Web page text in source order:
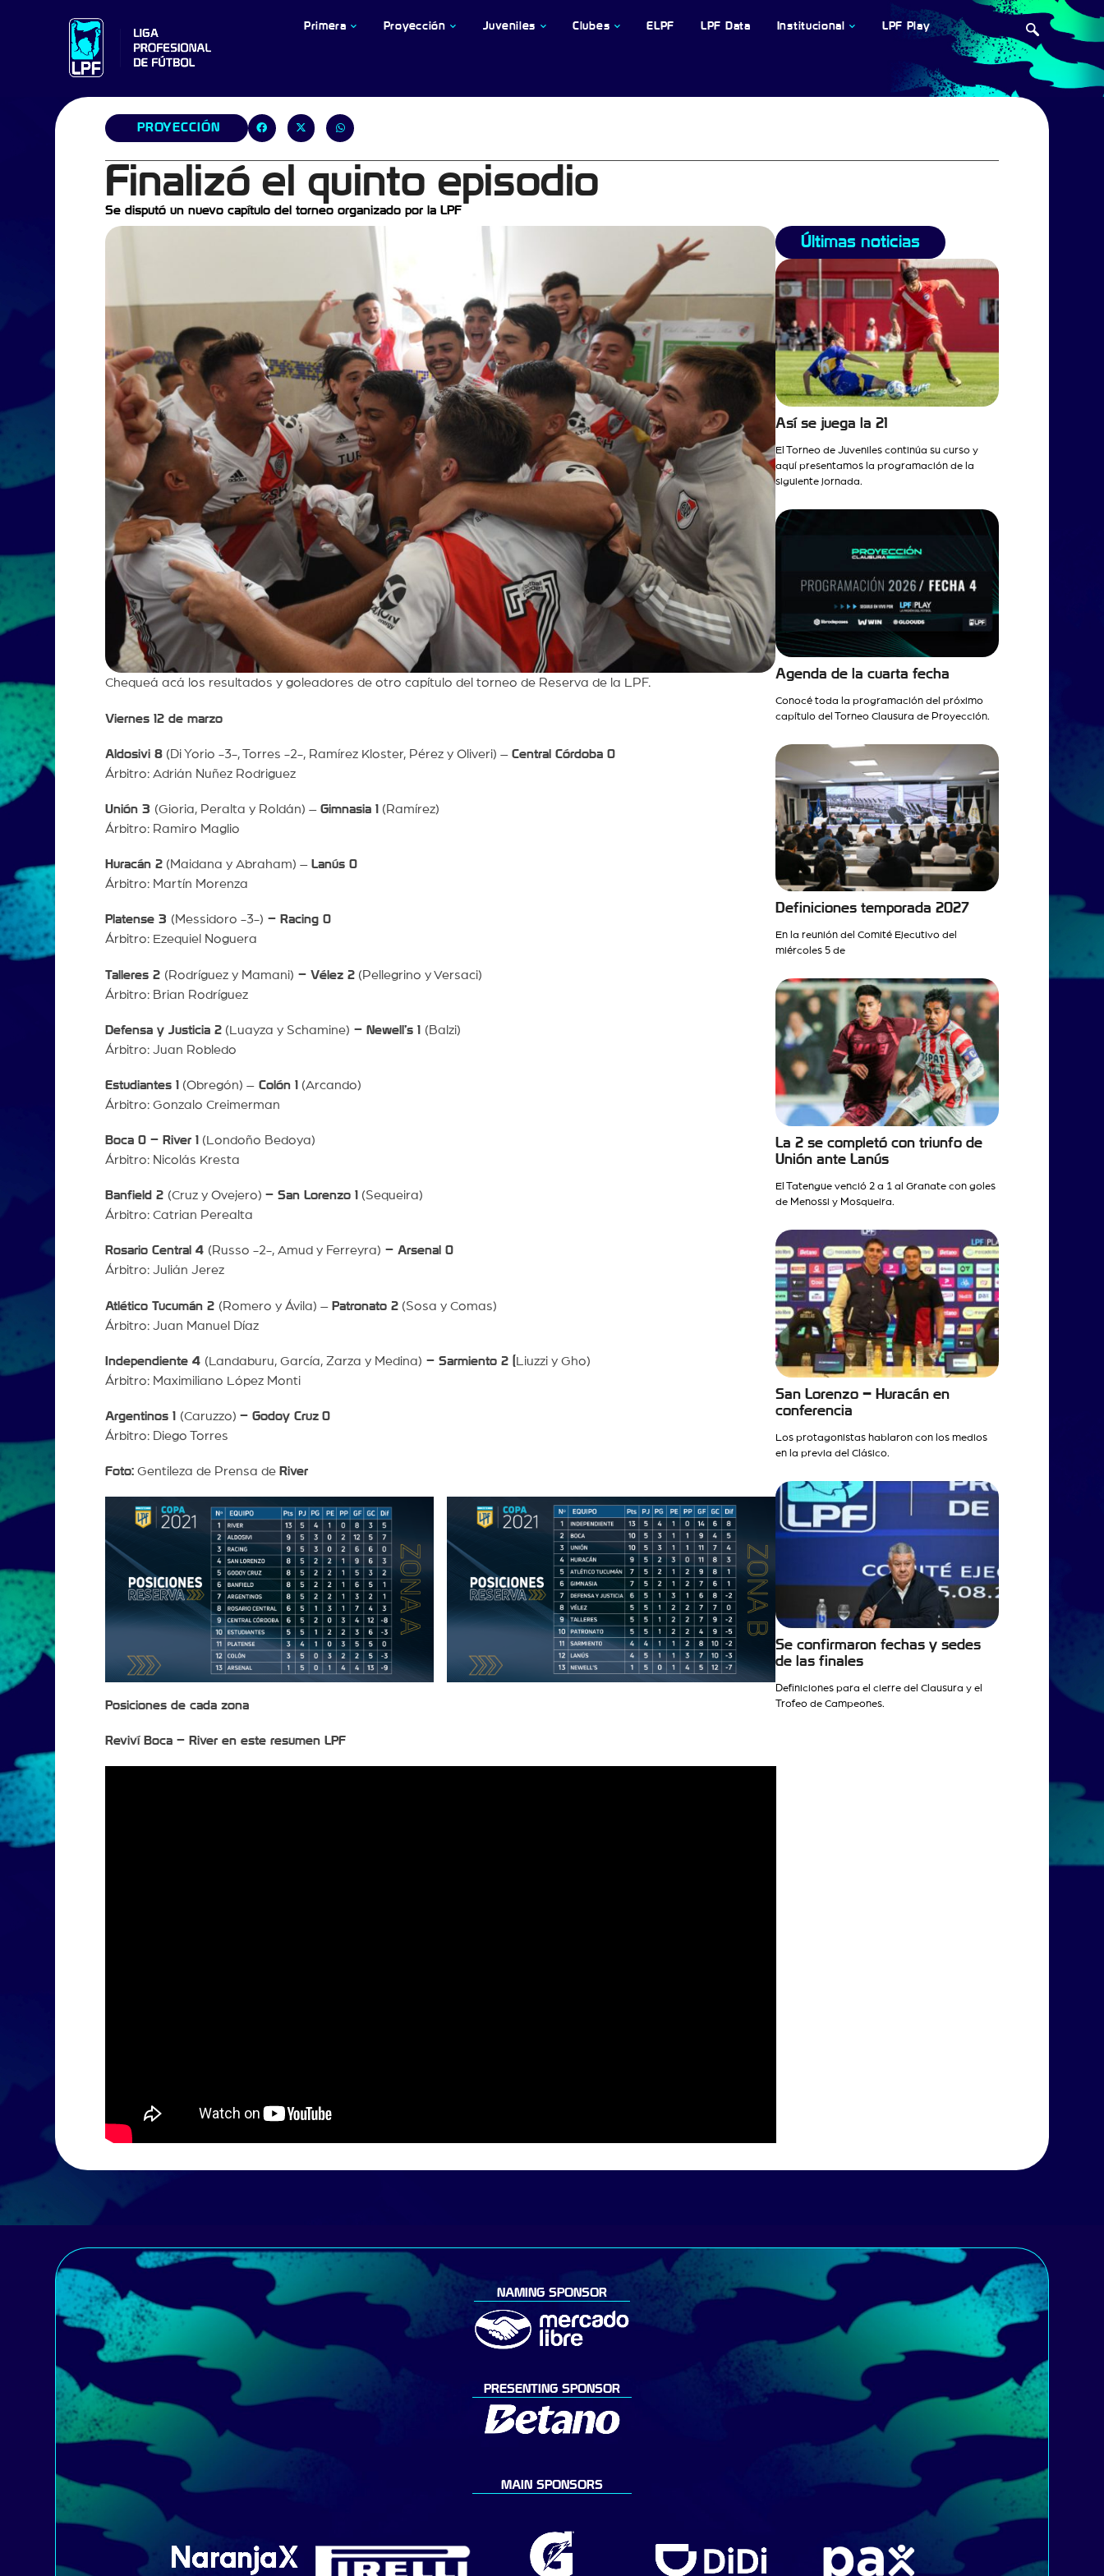
Primera Proyección Juveniles Clubes ELPF LPF Data Institucional LPF Play
PROYECCIÓN
Finalizó el quinto episodio
Se disputó un nuevo capítulo del torneo organizado por la LPF
Chequeá acá los resultados y goleadores de otro capítulo del torneo de Reserva de la LPF.
Viernes 12 de marzo
Aldosivi 8(Di Yorio -3-, Torres -2-, Ramírez Kloster, Pérez y Oliveri) – Central Córdoba 0
Árbitro: Adrián Nuñez Rodriguez
Unión 3 (Gioria, Peralta y Roldán) – Gimnasia 1 (Ramírez)
Árbitro: Ramiro Maglio
Huracán 2(Maidana y Abraham) – Lanús 0
Árbitro: Martín Morenza
Platense 3 (Messidoro -3-) – Racing 0
Árbitro: Ezequiel Noguera
Talleres 2 (Rodríguez y Mamani) – Vélez 2(Pellegrino y Versaci)
Árbitro: Brian Rodríguez
Defensa y Justicia 2(Luayza y Schamine) – Newell’s 1 (Balzi)
Árbitro: Juan Robledo
Estudiantes 1 (Obregón) –Colón 1 (Arcando)
Árbitro: Gonzalo Creimerman
Boca 0 – River 1 (Londoño Bedoya)
Árbitro: Nicolás Kresta
Banfield 2 (Cruz y Ovejero) – San Lorenzo 1 (Sequeira)
Árbitro: Catrian Perealta
Rosario Central 4 (Russo -2-, Amud y Ferreyra) – Arsenal 0
Árbitro: Julián Jerez
Atlético Tucumán 2 (Romero y Ávila) – Patronato 2(Sosa y Comas)
Árbitro: Juan Manuel Díaz
Independiente 4 (Landaburu, García, Zarza y Medina) – Sarmiento 2 ( Liuzzi y Gho)
Árbitro: Maximiliano López Monti
Argentinos 1 (Caruzzo) – Godoy Cruz 0
Árbitro: Diego Torres
Foto:Gentileza de Prensa de River
Posiciones de cada zona
Reviví Boca – River en este resumen LPF
Últimas noticias
Así se juega la 21
El Torneo de Juveniles continúa su curso y
aquí presentamos la programación de la
siguiente jornada.
Agenda de la cuarta fecha
Conocé toda la programación del próximo
capítulo del Torneo Clausura de Proyección.
Definiciones temporada 2027
En la reunión del Comité Ejecutivo del
miércoles 5 de
La 2 se completó con triunfo de
Unión ante Lanús
El Tatengue venció 2 a 1 al Granate con goles
de Menossi y Mosqueira.
San Lorenzo – Huracán en
conferencia
Los protagonistas hablaron con los medios
en la previa del Clásico.
Se confirmaron fechas y sedes
de las finales
Definiciones para el cierre del Clausura y el
Trofeo de Campeones.
NAMING SPONSOR
PRESENTING SPONSOR
MAIN SPONSORS